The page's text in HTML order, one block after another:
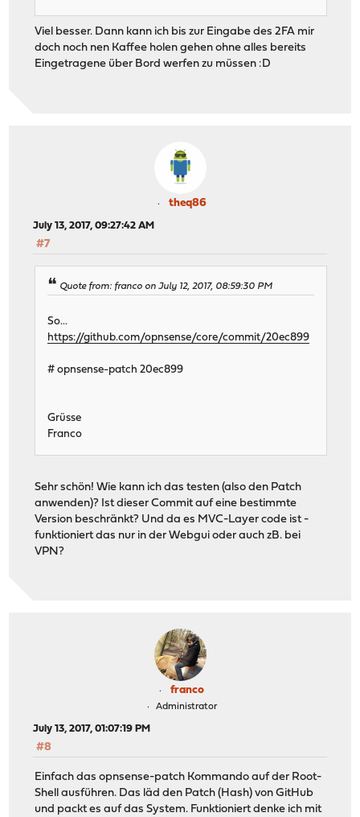
Viel besser. Dann kann ich bis zur Eingabe des 2FA mir
doch noch nen Kaffee holen gehen ohne alles bereits
Eingetragene über Bord werfen zu müssen :D
theq86
July 13, 2017, 09:27:42 AM
#7
Quote from: franco on July 12, 2017, 08:59:30 PM
So...
https://github.com/opnsense/core/commit/20ec899
# opnsense-patch 20ec899
Grüsse
Franco
Sehr schön! Wie kann ich das testen (also den Patch
anwenden)? Ist dieser Commit auf eine bestimmte
Version beschränkt? Und da es MVC-Layer code ist -
funktioniert das nur in der Webgui oder auch zB. bei
VPN?
franco
Administrator
July 13, 2017, 01:07:19 PM
#8
Einfach das opnsense-patch Kommando auf der Root-
Shell ausführen. Das läd den Patch (Hash) von GitHub
und packt es auf das System. Funktioniert denke ich mit